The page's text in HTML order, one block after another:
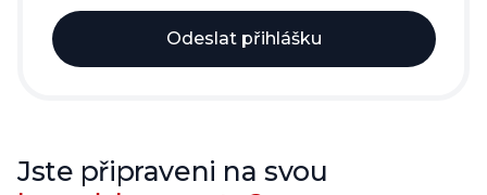
Odeslat přihlášku
Jste připraveni na svou